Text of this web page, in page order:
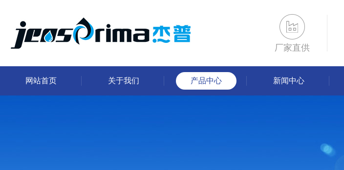
厂家直供
网站首页 关于我们 产品中心 新闻中心